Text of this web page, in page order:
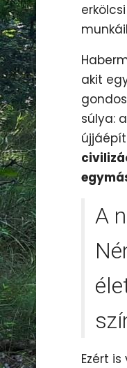
akit
súlya:
A
Ezért